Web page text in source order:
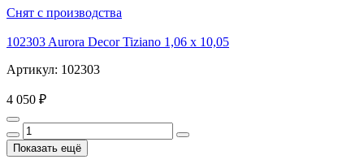
Снят с производства
102303 Aurora Decor Tiziano 1,06 х 10,05
Артикул: 102303
4 050 ₽
Показать ещё